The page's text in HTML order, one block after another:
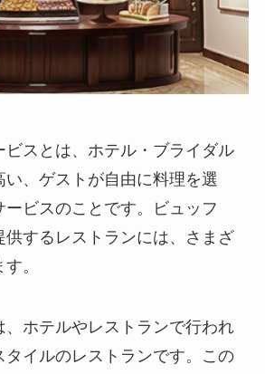
ビスとは、ホテル・ブライダル
い、ゲストが自由に料理を選
ービスのことです。ビュッフ
供するレストランには、さまざ
。
、ホテルやレストランで行われ
イルのレストランです。
この